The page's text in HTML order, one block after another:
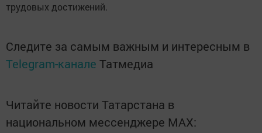
трудовых достижений.
Следите за самым важным и интересным в
Telegram-канале Татмедиа
Читайте новости Татарстана в
национальном мессенджере MАХ: